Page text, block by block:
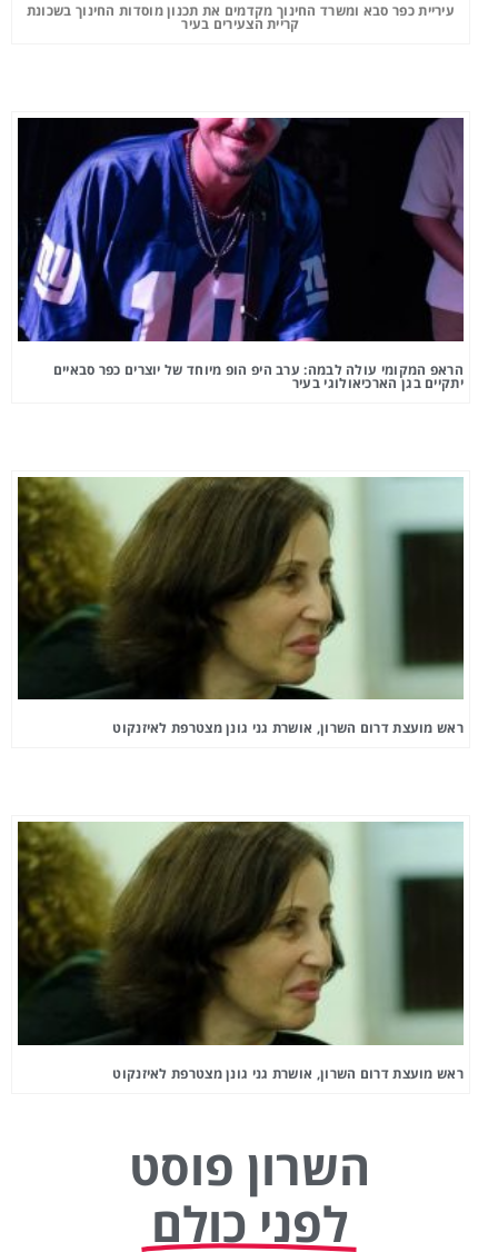
עיריית כפר סבא ומשרד החינוך מקדמים את תכנון מוסדות החינוך בשכונת
קריית הצעירים בעיר
הראפ המקומי עולה לבמה: ערב היפ הופ מיוחד של יוצרים כפר סבאיים
יתקיים בגן הארכיאולוגי בעיר
ראש מועצת דרום השרון, אושרת גני גונן מצטרפת לאיזנקוט
ראש מועצת דרום השרון, אושרת גני גונן מצטרפת לאיזנקוט
השרון פוסט
לפני כולם